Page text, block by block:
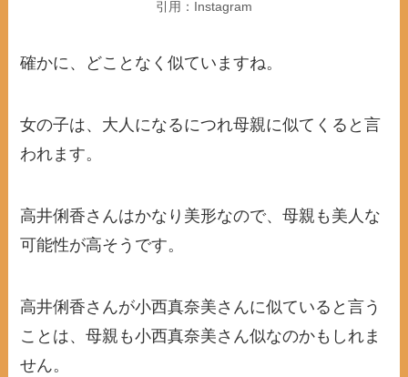
引用：Instagram
確かに、どことなく似ていますね。
女の子は、大人になるにつれ母親に似てくると言
われます。
高井俐香さんはかなり美形なので、母親も美人な
可能性が高そうです。
高井俐香さんが小西真奈美さんに似ていると言う
ことは、母親も小西真奈美さん似なのかもしれま
せん。